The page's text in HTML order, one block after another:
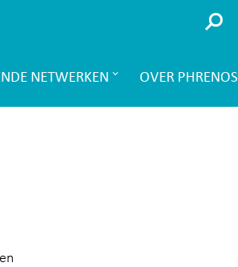
NETWERKEN OVER PHRENOS